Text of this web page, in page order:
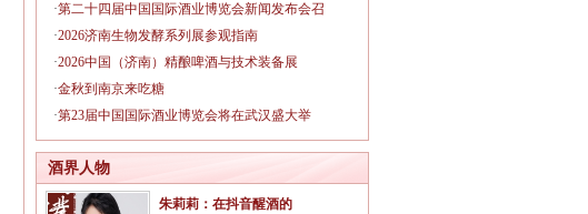
·第二十四届中国国际酒业博览会新闻发布会召
·2026济南生物发酵系列展参观指南
·2026中国（济南）精酿啤酒与技术装备展
·金秋到南京来吃糖
·第23届中国国际酒业博览会将在武汉盛大举
酒界人物
朱莉莉：在抖音醒酒的